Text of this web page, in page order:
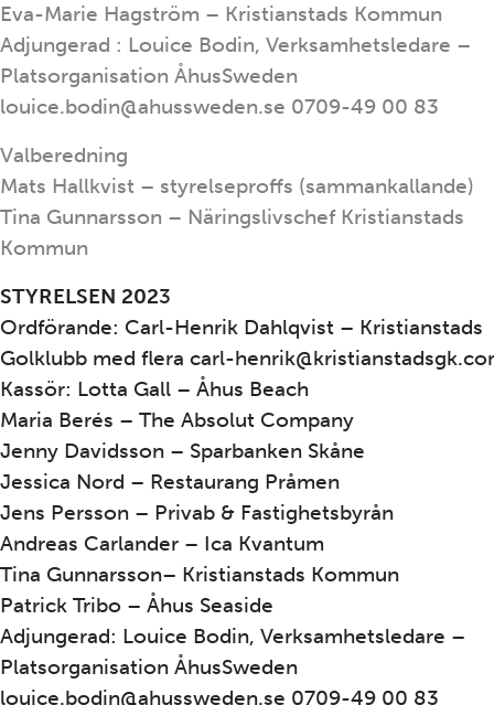
Eva-Marie Hagström – Kristianstads Kommun
Adjungerad : Louice Bodin, Verksamhetsledare –
Platsorganisation ÅhusSweden
louice.bodin@ahussweden.se 0709-49 00 83
Valberedning
Mats Hallkvist – styrelseproffs (sammankallande)
Tina Gunnarsson – Näringslivschef Kristianstads
Kommun
STYRELSEN 2023
Ordförande: Carl-Henrik Dahlqvist – Kristianstads
Golklubb med flera carl-
Kassör: Lotta Gall – Åhus Beach
Maria Berés – The Absolut Company
Jenny Davidsson – Sparbanken Skåne
Jessica Nord – Restaurang Pråmen
Jens Persson – Privab & Fastighetsbyrån
Andreas Carlander – Ica Kvantum
Tina Gunnarsson– Kristianstads Kommun
Patrick Tribo – Åhus Seaside
Adjungerad: Louice Bodin, Verksamhetsledare –
Platsorganisation ÅhusSweden
louice.bodin@ahussweden.se 0709-49 00 83